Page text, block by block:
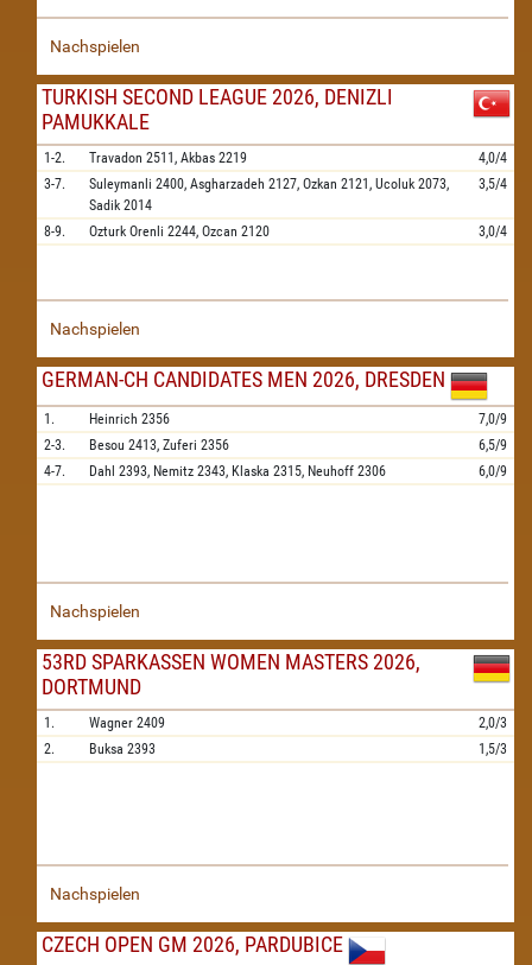
Nachspielen
TURKISH SECOND LEAGUE 2026, DENIZLI
PAMUKKALE
1-2. Travadon 2511, Akbas 2219
4,0/4
3-7.
Suleymanli 2400, Asgharzadeh 2127, Ozkan 2121, Ucoluk 2073,
Sadik 2014
3,5/4
8-9. Ozturk Orenli 2244, Ozcan 2120 3,0/4
Nachspielen
GERMAN-CH CANDIDATES MEN 2026, DRESDEN
1. Heinrich 2356
7,0/9
2-3.
Besou 2413, Zuferi 2356
6,5/9
4-7.
Dahl 2393, Nemitz 2343, Klaska 2315, Neuhoff 2306 6,0/9
Nachspielen
53RD SPARKASSEN WOMEN MASTERS 2026,
DORTMUND
1. Wagner 2409
2,0/3
2.
Buksa 2393 1,5/3
Nachspielen
CZECH OPEN GM 2026, PARDUBICE